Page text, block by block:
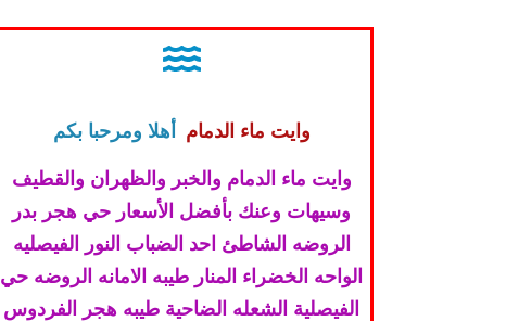
وايت ماء الدمام أهلا ومرحبا بكم
وايت ماء الدمام والخبر والظهران والقطيف
وسيهات وعنك بأفضل الأسعار حي هجر بدر
الروضه الشاطئ احد الضباب النور الفيصليه
الواحه الخضراء المنار طيبه الامانه الروضه حي
الفيصلية الشعله الضاحية طيبه هجر الفردوس